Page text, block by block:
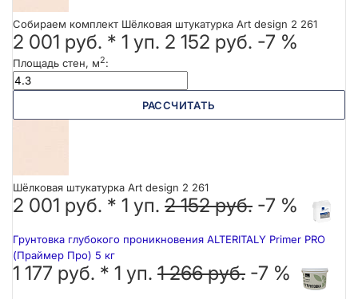
Собираем комплект Шёлковая штукатурка Art design 2 261
2 001 руб. * 1 уп. 2 152 руб. -7 %
Площадь стен, м2:
РАССЧИТАТЬ
Шёлковая штукатурка Art design 2 261
2 001 руб. * 1 уп. 2 152 руб. -7 %
Грунтовка глубокого проникновения ALTERITALY Primer PRO
(Праймер Про) 5 кг
1 177 руб. * 1 уп. 1 266 руб. -7 %